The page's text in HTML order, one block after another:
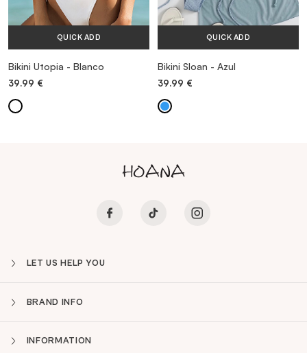
QUICK ADD
Bikini Utopia - Blanco
39.99 €
QUICK ADD
Bikini Sloan - Azul
39.99 €
LET US HELP YOU
BRAND INFO
INFORMATION